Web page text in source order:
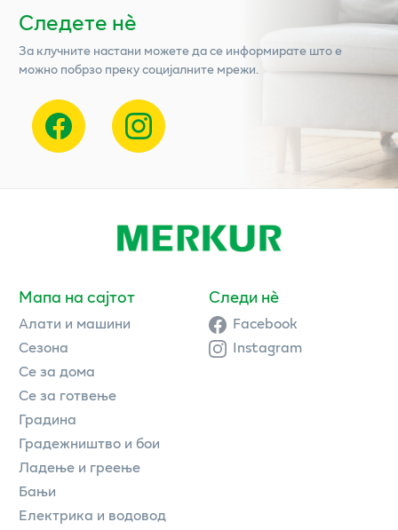
Следете нѐ
За клучните настани можете да се информирате што е
можно побрзо преку социјалните мрежи.
Мапа на сајтот
Алати и машини
Сезона
Се за дома
Се за готвење
Градина
Градежништво и бои
Ладење и греење
Бањи
Електрика и водовод
Следи нè
Facebook
Instagram